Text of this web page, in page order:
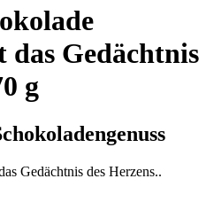
Gedächtnis
g
Gedächtnis des Herzens..